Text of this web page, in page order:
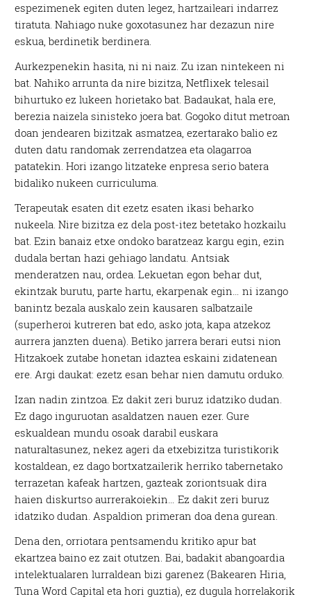
espezimenek egiten duten legez, hartzaileari indarrez
tiratuta. Nahiago nuke goxotasunez har dezazun nire
eskua, berdinetik berdinera.
Aurkezpenekin hasita, ni ni naiz. Zu izan nintekeen ni
bat. Nahiko arrunta da nire bizitza, Netflixek telesail
bihurtuko ez lukeen horietako bat. Badaukat, hala ere,
berezia naizela sinisteko joera bat. Gogoko ditut metroan
doan jendearen bizitzak asmatzea, ezertarako balio ez
duten datu randomak zerrendatzea eta olagarroa
patatekin. Hori izango litzateke enpresa serio batera
bidaliko nukeen curriculuma.
Terapeutak esaten dit ezetz esaten ikasi beharko
nukeela. Nire bizitza ez dela post-itez betetako hozkailu
bat. Ezin banaiz etxe ondoko baratzeaz kargu egin, ezin
dudala bertan hazi gehiago landatu. Antsiak
menderatzen nau, ordea. Lekuetan egon behar dut,
ekintzak burutu, parte hartu, ekarpenak egin… ni izango
banintz bezala auskalo zein kausaren salbatzaile
(superheroi kutreren bat edo, asko jota, kapa atzekoz
aurrera janzten duena). Betiko jarrera berari eutsi nion
Hitzakoek zutabe honetan idaztea eskaini zidatenean
ere. Argi daukat: ezetz esan behar nien damutu orduko.
Izan nadin zintzoa. Ez dakit zeri buruz idatziko dudan.
Ez dago inguruotan asaldatzen nauen ezer. Gure
eskualdean mundu osoak darabil euskara
naturaltasunez, nekez ageri da etxebizitza turistikorik
kostaldean, ez dago bortxatzailerik herriko tabernetako
terrazetan kafeak hartzen, gazteak zoriontsuak dira
haien diskurtso aurrerakoiekin… Ez dakit zeri buruz
idatziko dudan. Aspaldion primeran doa dena gurean.
Dena den, orriotara pentsamendu kritiko apur bat
ekartzea baino ez zait otutzen. Bai, badakit abangoardia
intelektualaren lurraldean bizi garenez (Bakearen Hiria,
Tuna Word Capital eta hori guztia), ez dugula horrelakorik